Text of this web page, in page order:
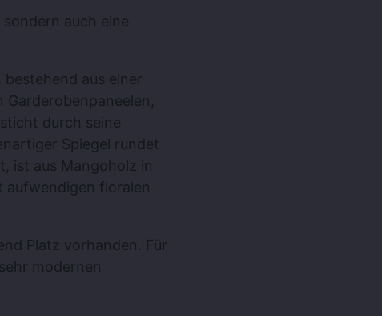
auch eine
bestehend aus einer
durch seine
Spiegel rundet
ist aus Mangoholz in
floralen
Platz vorhanden. Für
modernen